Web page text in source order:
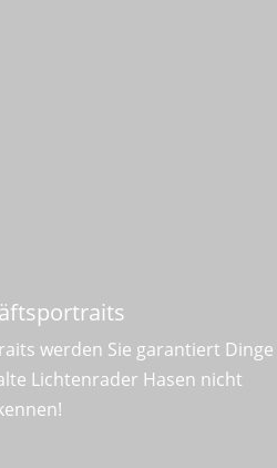
werden Sie garantiert Dinge
Lichtenrader Hasen nicht